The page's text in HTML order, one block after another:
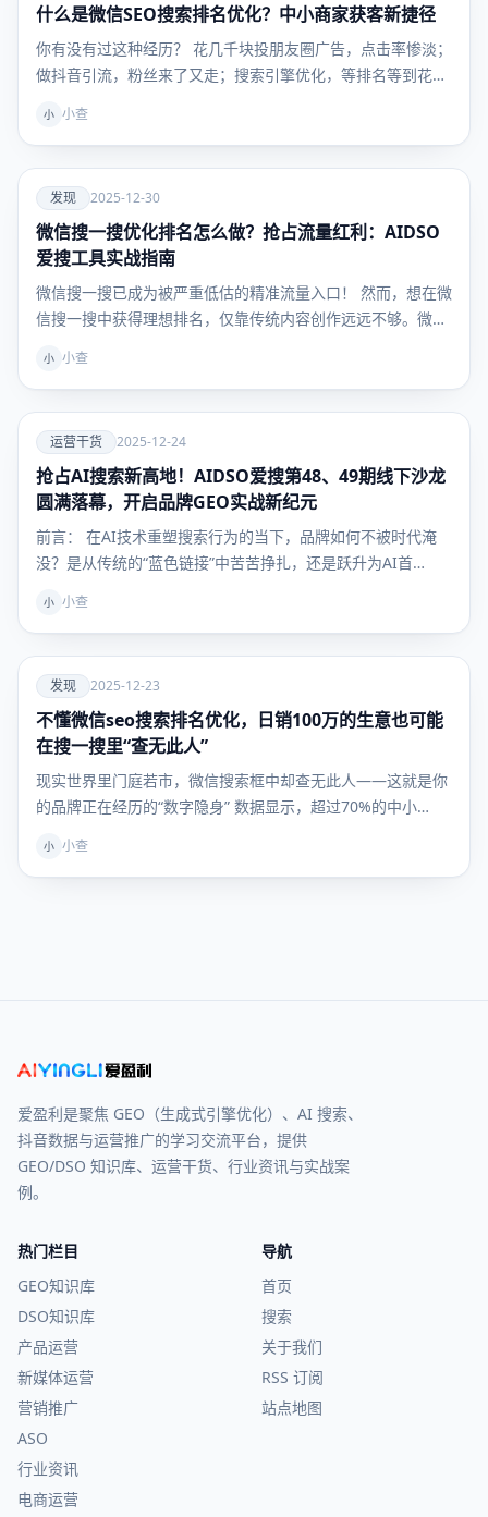
发现
什么是微信SEO搜索排名优化？中小商家获客新捷径
你有没有过这种经历？ 花几千块投朋友圈广告，点击率惨淡；
做抖音引流，粉丝来了又走；搜索引擎优化，等排名等到花
小 小查
爱
发现
发现 2025-12-30
微信搜一搜优化排名怎么做？抢占流量红利：AIDSO
爱搜工具实战指南
微信搜一搜已成为被严重低估的精准流量入口！ 然而，想在微
信搜一搜中获得理想排名，仅靠传统内容创作远远不够。微
小 小查
爱
运营干
货
运营干货 2025-12-24
抢占AI搜索新高地！AIDSO爱搜第48、49期线下沙龙
圆满落幕，开启品牌GEO实战新纪元
前言： 在AI技术重塑搜索行为的当下，品牌如何不被时代淹
没？是从传统的“蓝色链接”中苦苦挣扎，还是跃升为AI首…
小 小查
爱
发现
发现 2025-12-23
不懂微信seo搜索排名优化，日销100万的生意也可能
在搜一搜里“查无此人”
现实世界里门庭若市，微信搜索框中却查无此人——这就是你
的品牌正在经历的“数字隐身” 数据显示，超过70%的中小…
小 小查
爱盈利是聚焦 GEO（生成式引擎优化）、AI 搜索、
抖音数据与运营推广的学习交流平台，提供
GEO/DSO 知识库、运营干货、行业资讯与实战案
例。
热门栏目
GEO知识库
DSO知识库
产品运营
新媒体运营
营销推广
ASO
行业资讯
电商运营
导航
首页
搜索
关于我们
RSS 订阅
站点地图